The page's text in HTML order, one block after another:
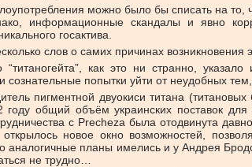
можно было бы списать на
информационные скандалы и явно
госактива.
слов о самих причинах
как это ни странно,
сознательные попытки уйти от неудобных
пигментной двуокиси титана
общий объём украинских поставок
с Precheza была отодвинута
новое окно возможностей,
аналогичные планы имелись и у Андрея
не трудно…